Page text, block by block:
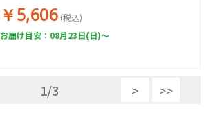
￥5,606 (税込)
お届け目安：08月23日(日)～
1/3 > >>